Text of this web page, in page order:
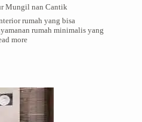
Mungil nan Cantik
rumah yang bisa
rumah minimalis yang
more:
Dapur
Cantik